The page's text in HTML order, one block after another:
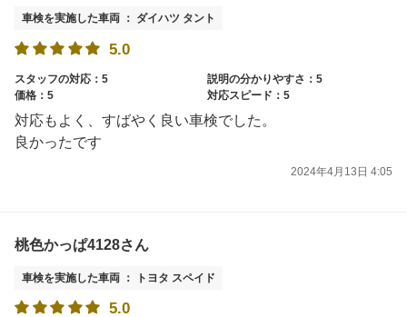
車検を実施した車両 ： ダイハツ タント
5.0
スタッフの対応：5
説明の分かりやすさ：5
価格：5
対応スピード：5
対応もよく、すばやく良い車検でした。
良かったです
2024年4月13日 4:05
桃色かっぱ4128さん
車検を実施した車両 ： トヨタ スペイド
5.0